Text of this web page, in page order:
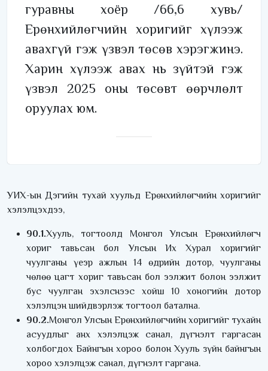
гуравны хоёр /66,6 хувь/
Ерөнхийлөгчийн хоригийг хүлээж
авахгүй гэж үзвэл төсөв хэрэгжинэ.
Харин хүлээж авах нь зүйтэй гэж
үзвэл 2025 оны төсөвт өөрчлөлт
оруулах юм.
УИХ-ын Дэгийн тухай хуульд Ерөнхийлөгчийн хоригийг
хэлэлцэхдээ,
90.1.Хууль, тогтоолд Монгол Улсын Ерөнхийлөгч
хориг тавьсан бол Улсын Их Хурал хоригийг
чуулганы үеэр ажлын 14 өдрийн дотор, чуулганы
чөлөө цагт хориг тавьсан бол ээлжит болон ээлжит
бус чуулган эхэлснээс хойш 10 хоногийн дотор
хэлэлцэн шийдвэрлэж тогтоол батална.
90.2.Монгол Улсын Ерөнхийлөгчийн хоригийг тухайн
асуудлыг анх хэлэлцэж санал, дүгнэлт гаргасан
холбогдох Байнгын хороо болон Хууль зүйн байнгын
хороо хэлэлцэж санал, дүгнэлт гаргана.